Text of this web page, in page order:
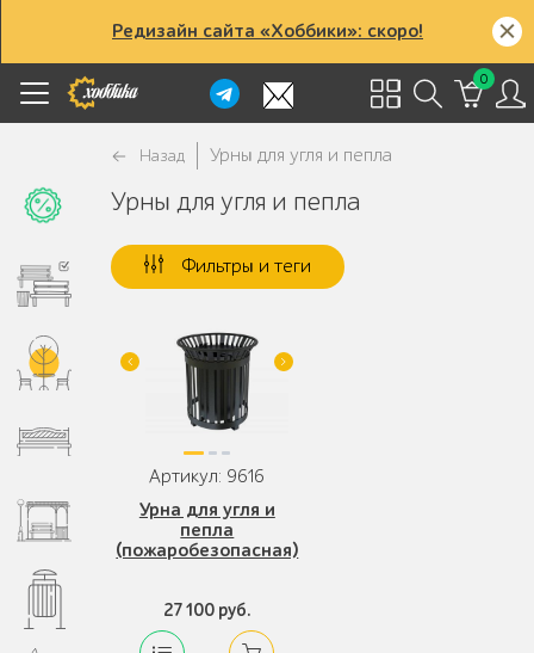
Редизайн сайта «Хоббики»: скоро!
0
Назад Урны для угля и пепла
Урны для угля и пепла
Фильтры и теги
Артикул: 9616
Урна для угля и
пепла
(пожаробезопасная)
27 100 руб.